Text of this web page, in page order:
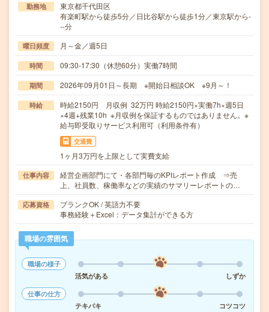
勤務地
東京都千代田区
有楽町駅から徒歩5分／日比谷駅から徒歩1分／東京駅から-
--分
曜日頻度 月～金／週5日
時間 09:30-17:30（休憩60分）実働7時間
期間 2026年09月01日～長期 ※開始日相談OK ※9月～！
時給
時給2150円 月収例 32万円 時給2150円×実働7h×週5日
×4週+残業10h ※月収例を保証するものではありません。※
給与即受取りサービス利用可（利用条件有）
交通費
1ヶ月3万円を上限として実費支給
仕事内容
経営企画部門にて・各部門毎のKPIレポート作成 ⇒売
上、社員数、稼働率などの実績のサマリーレポートの…
応募資格
ブランクOK / 英語力不要
事務経験＋Excel：データ集計ができる方
職場の雰囲気
職場の様子
活気がある
しずか
仕事の仕方
テキパキ
コツコツ